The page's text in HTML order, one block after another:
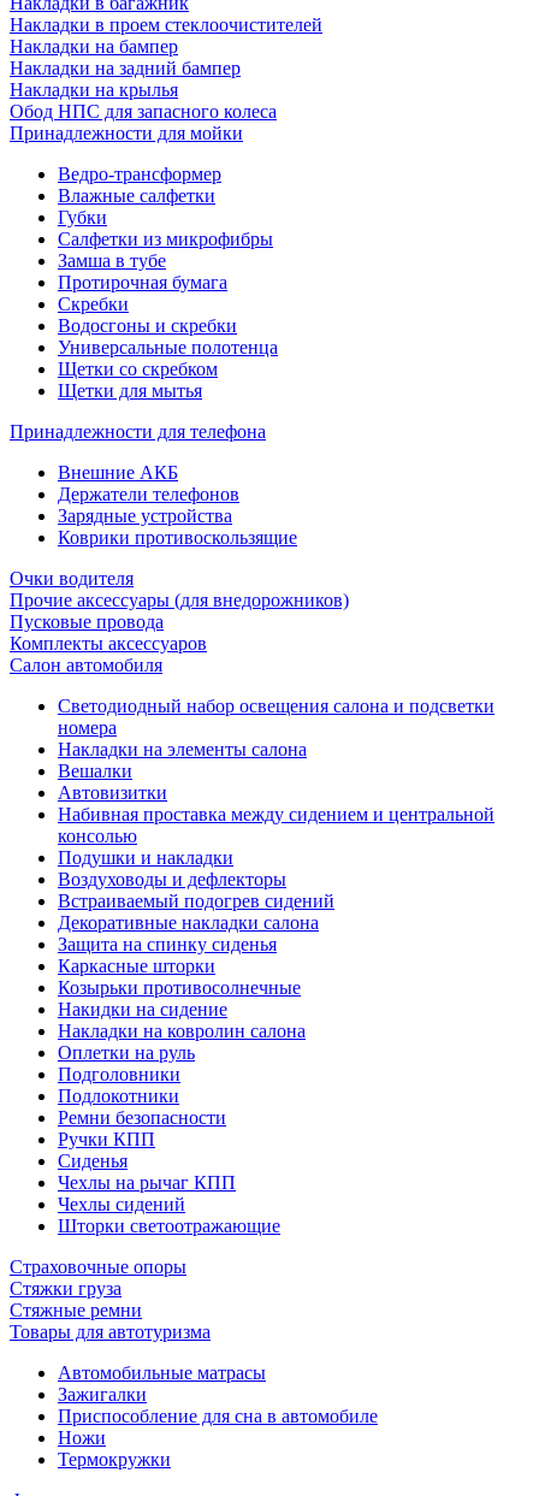
Накладки в проем стеклоочистителей
Накладки на бампер
Накладки на задний бампер
Накладки на крылья
Обод НПС для запасного колеса
Принадлежности для мойки
Ведро-трансформер
Влажные салфетки
Губки
Салфетки из микрофибры
Замша в тубе
Протирочная бумага
Скребки
Водосгоны и скребки
Универсальные полотенца
Щетки со скребком
Щетки для мытья
Принадлежности для телефона
Внешние АКБ
Держатели телефонов
Зарядные устройства
Коврики противоскользящие
Очки водителя
Прочие аксессуары (для внедорожников)
Пусковые провода
Комплекты аксессуаров
Салон автомобиля
Светодиодный набор освещения салона и подсветки
номера
Накладки на элементы салона
Вешалки
Автовизитки
Набивная проставка между сидением и центральной
консолью
Подушки и накладки
Воздуховоды и дефлекторы
Встраиваемый подогрев сидений
Декоративные накладки салона
Защита на спинку сиденья
Каркасные шторки
Козырьки противосолнечные
Накидки на сидение
Накладки на ковролин салона
Оплетки на руль
Подголовники
Подлокотники
Ремни безопасности
Ручки КПП
Сиденья
Чехлы на рычаг КПП
Чехлы сидений
Шторки светоотражающие
Страховочные опоры
Стяжки груза
Стяжные ремни
Товары для автотуризма
Автомобильные матрасы
Зажигалки
Приспособление для сна в автомобиле
Ножи
Термокружки